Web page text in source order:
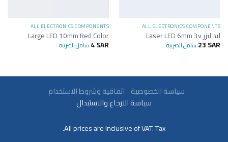
ALL ELECTRONICS COMPONENTS
ليد ليزر Laser LED 6mm 3v
23SAR شامل الضريبة
ALL ELECTRONICS COMPONENTS
Large LED 10mm Red Color
4SAR شامل الضريبة
سياسة الخصوصية اتفاقية وشروط الاستخدام
سياسة الارجاع والاستبدال
All prices are inclusive of VAT. Tax.